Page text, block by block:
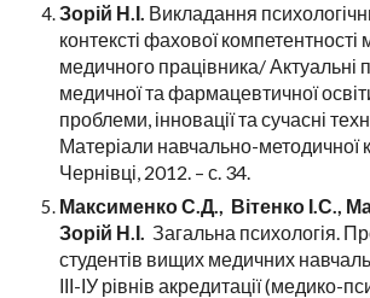
Зорій Н.І. Викладання
контексті фахової компетентності
медичного працівника/ Актуальні
медичної та фармацевтичної
проблеми, інновації та сучасні
Матеріали навчально-методичної
Чернівці, 2012. – с. 34.
Максименко С.Д., Вітенко І.С.,
Зорій Н.І. Загальна психологія.
студентів вищих медичних
ІІІ-ІУ рівнів акредитації (медико-